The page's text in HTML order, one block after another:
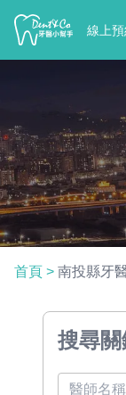
線上預
首頁 > 南投縣牙
搜尋